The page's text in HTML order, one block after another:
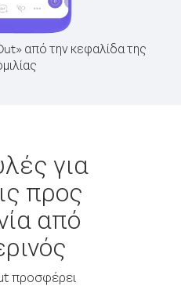
από την κεφαλίδα της
για
προς
από
προσφέρει